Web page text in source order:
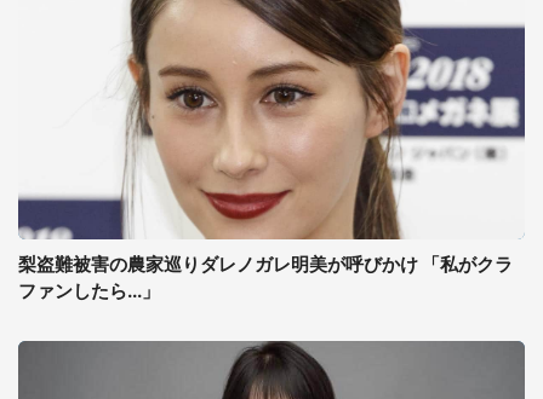
梨盗難被害の農家巡りダレノガレ明美が呼びかけ 「私がクラ
ファンしたら...」